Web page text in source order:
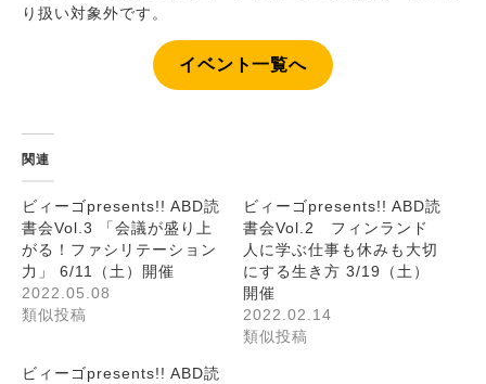
り扱い対象外です。
イベント一覧へ
関連
ビィーゴpresents!! ABD読
書会Vol.3 「会議が盛り上
がる！ファシリテーション
力」 6/11（土）開催
2022.05.08
類似投稿
ビィーゴpresents!! ABD読
書会Vol.2 フィンランド
人に学ぶ仕事も休みも大切
にする生き方 3/19（土）
開催
2022.02.14
類似投稿
ビィーゴpresents!! ABD読